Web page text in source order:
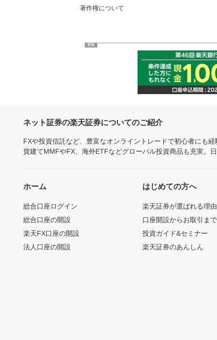
著作権について
PR
ネット証券の楽天証券についてのご紹介
FXや投資信託など、豊富なオンライントレードで初心者にも
貨建てMMFやFX、海外ETFなどグローバル投資商品も充実。
ホーム
総合口座ログイン
総合口座の開設
楽天FX口座の開設
法人口座の開設
はじめての方へ
楽天証券が選ばれる理由
口座開設からお取引ま
投資ガイド&セミナー
楽天証券のあんしん